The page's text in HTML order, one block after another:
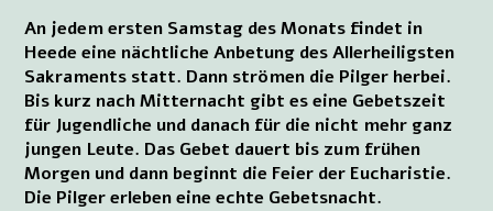
An jedem ersten Samstag des Monats findet in
Heede eine nächtliche Anbetung des Allerheiligsten
Sakraments statt. Dann strömen die Pilger herbei.
Bis kurz nach Mitternacht gibt es eine Gebetszeit
für Jugendliche und danach für die nicht mehr ganz
jungen Leute. Das Gebet dauert bis zum frühen
Morgen und dann beginnt die Feier der Eucharistie.
Die Pilger erleben eine echte Gebetsnacht.